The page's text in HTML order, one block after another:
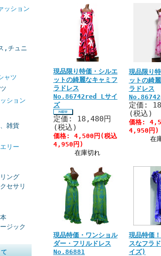
ッション
,チュニ
ャツ
ション
雑貨
リー
ング
セサリ
ジック
現品限り特価・シルエ
ットの綺麗なキャミフ
ラドレス
No.86742red Lサイ
ズ
定価: 18,480円
(税込)
価格: 4,500円(税込
4,950円)
在庫切れ
現品限り
ットの綺
ラドレス
定価:
(税込)
価格:
4,950円)
在
現品特価・ワンショル
ダー・フリルドレス
No.86881
現品特価
スなフラ
イズ)